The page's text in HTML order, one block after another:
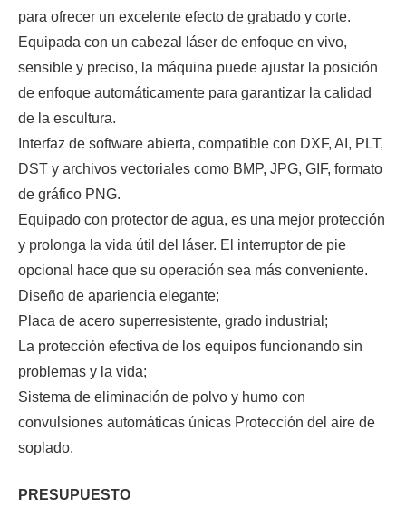
para ofrecer un excelente efecto de grabado y corte.
Equipada con un cabezal láser de enfoque en vivo,
sensible y preciso, la máquina puede ajustar la posición
de enfoque automáticamente para garantizar la calidad
de la escultura.
Interfaz de software abierta, compatible con DXF, AI, PLT,
DST y archivos vectoriales como BMP, JPG, GIF, formato
de gráfico PNG.
Equipado con protector de agua, es una mejor protección
y prolonga la vida útil del láser. El interruptor de pie
opcional hace que su operación sea más conveniente.
Diseño de apariencia elegante;
Placa de acero superresistente, grado industrial;
La protección efectiva de los equipos funcionando sin
problemas y la vida;
Sistema de eliminación de polvo y humo con
convulsiones automáticas únicas Protección del aire de
soplado.
PRESUPUESTO